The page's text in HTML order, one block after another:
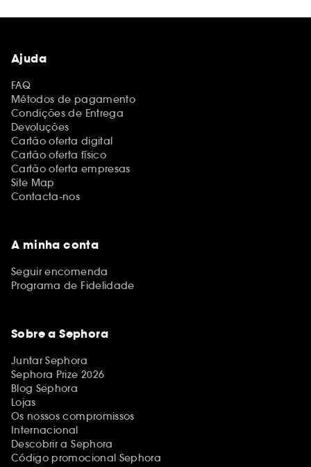
Ajuda
FAQ
Métodos de pagamento
Condições de Entrega
Devoluções
Cartão oferta digital
Cartão oferta físico
Cartão oferta empresas
Site Map
Contacta-nos
A minha conta
Seguir encomenda
Programa de Fidelidade
Sobre a Sephora
Juntar Sephora
Sephora Prize 2026
Blog Sephora
Lojas
Os nossos compromissos
Internacional
Descobrir a Sephora
Código promocional Sephora